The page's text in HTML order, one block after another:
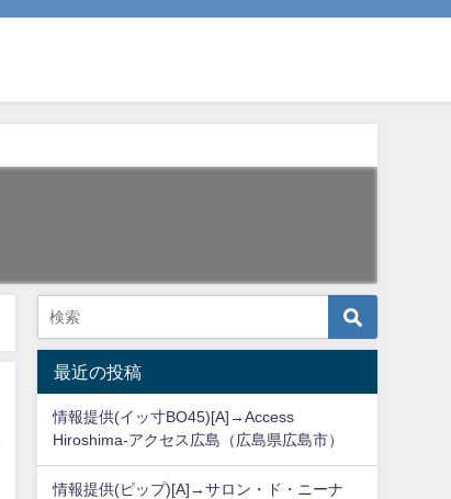
最近の投稿
情報提供(イッ寸BO45)[A]→Access
Hiroshima-アクセス広島（広島県広島市）
情報提供(ピップ)[A]→サロン・ド・ニーナ